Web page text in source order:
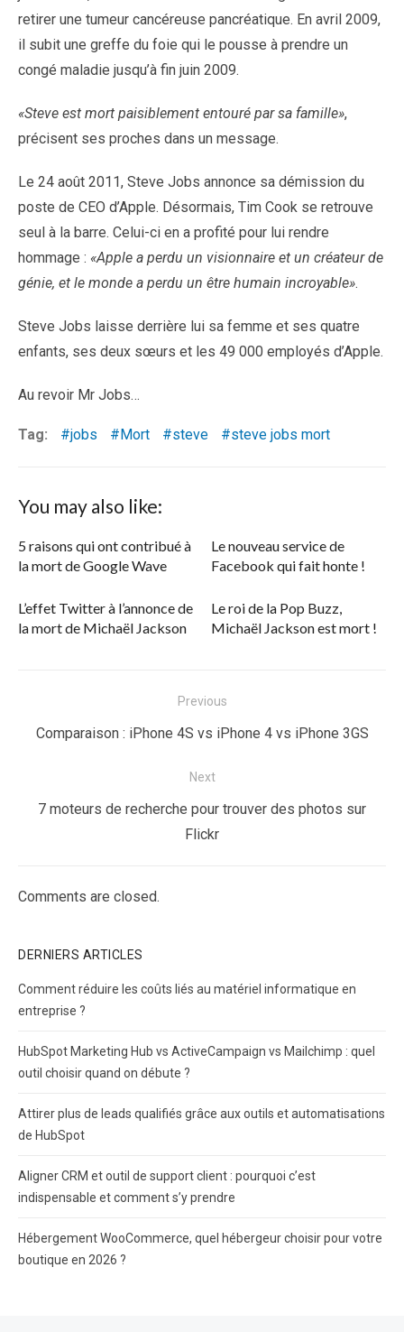
retirer une tumeur cancéreuse pancréatique. En avril 2009,
il subit une greffe du foie qui le pousse à prendre un
congé maladie jusqu’à fin juin 2009.
«Steve est mort paisiblement entouré par sa famille»,
précisent ses proches dans un message.
Le 24 août 2011, Steve Jobs annonce sa démission du
poste de CEO d’Apple. Désormais, Tim Cook se retrouve
seul à la barre. Celui-ci en a profité pour lui rendre
hommage : «Apple a perdu un visionnaire et un créateur de
génie, et le monde a perdu un être humain incroyable».
Steve Jobs laisse derrière lui sa femme et ses quatre
enfants, ses deux sœurs et les 49 000 employés d’Apple.
Au revoir Mr Jobs…
Tag: jobs Mort steve steve jobs mort
You may also like:
5 raisons qui ont contribué à
la mort de Google Wave
Le nouveau service de
Facebook qui fait honte !
L’effet Twitter à l’annonce de
la mort de Michaël Jackson
Le roi de la Pop Buzz,
Michaël Jackson est mort !
de
Previous
Previous
Comparaison : iPhone 4S vs iPhone 4 vs iPhone 3GS
Next
Next
7 moteurs de recherche pour trouver des photos sur
Flickr
Comments are closed.
DERNIERS ARTICLES
Comment réduire les coûts liés au matériel informatique en
entreprise ?
HubSpot Marketing Hub vs ActiveCampaign vs Mailchimp : quel
outil choisir quand on débute ?
Attirer plus de leads qualifiés grâce aux outils et automatisations
de HubSpot
Aligner CRM et outil de support client : pourquoi c’est
indispensable et comment s’y prendre
Hébergement WooCommerce, quel hébergeur choisir pour votre
boutique en 2026 ?